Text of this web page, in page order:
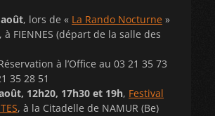
, lors de « La Rando Nocturne »
à FIENNES (départ de la salle des
à l’Office au 03 21 35 73
35 28 51
12h20, 17h30 et 19h, Festival
, à la Citadelle de NAMUR (Be)